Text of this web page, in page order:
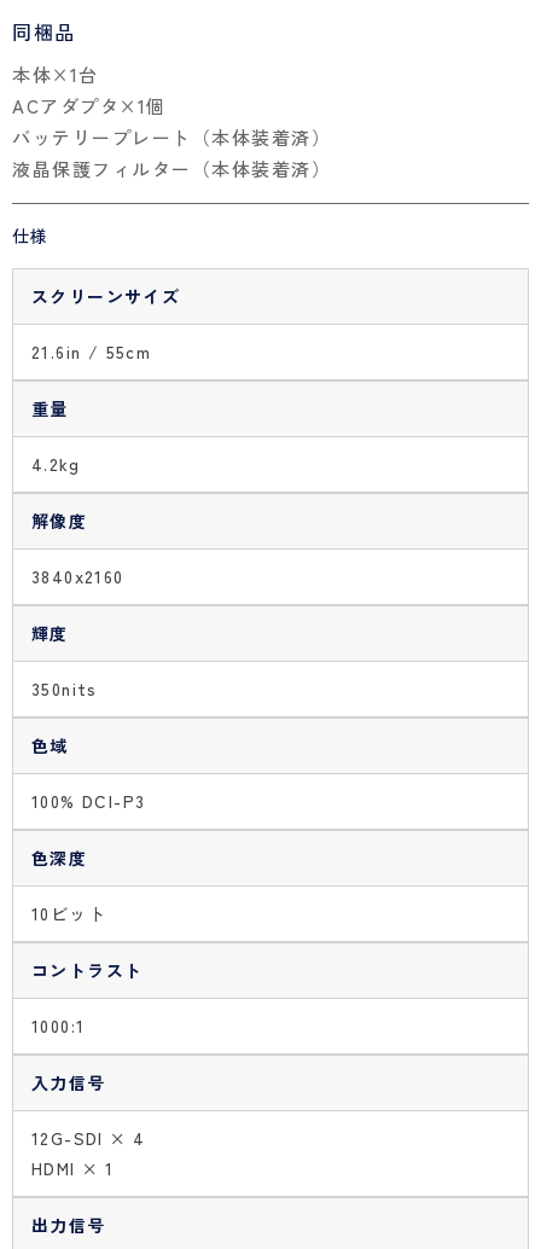
同梱品
本体×1台
ACアダプタ×1個
バッテリープレート（本体装着済）
液晶保護フィルター（本体装着済）
仕様
スクリーンサイズ
21.6in / 55cm
重量
4.2kg
解像度
3840x2160
輝度
350nits
色域
100% DCI-P3
色深度
10ビット
コントラスト
1000:1
入力信号
12G-SDI × 4
HDMI × 1
出力信号